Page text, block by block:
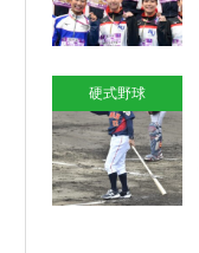
硬式野球